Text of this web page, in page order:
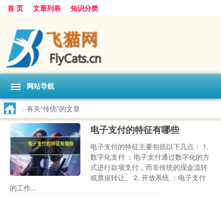
首 页 文章列表 知识分类
网站导航
> 有关“传统”的文章
电子支付的特征有哪些
电子支付的特征主要包括以下几点： 1.
数字化支付 ：电子支付通过数字化的方
式进行款项支付，而非传统的现金流转
或票据转让。 2. 开放系统 ：电子支付
的工作...